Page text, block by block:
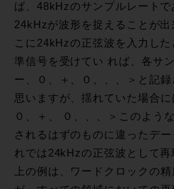
ば、48kHzのサンプルレートで
24kHzが波形を捉えることが出
こに24kHzの正弦波を入力し
準信号を受けてい れば、各サ
ー、０、＋、０、、、＞と記
思いますが、揺れていた場合に
０、＋、 ０、、、＞このよう
されるはずのものに違ったデ
れでは24kHzの正弦波として
上の例は、ワードクロックの